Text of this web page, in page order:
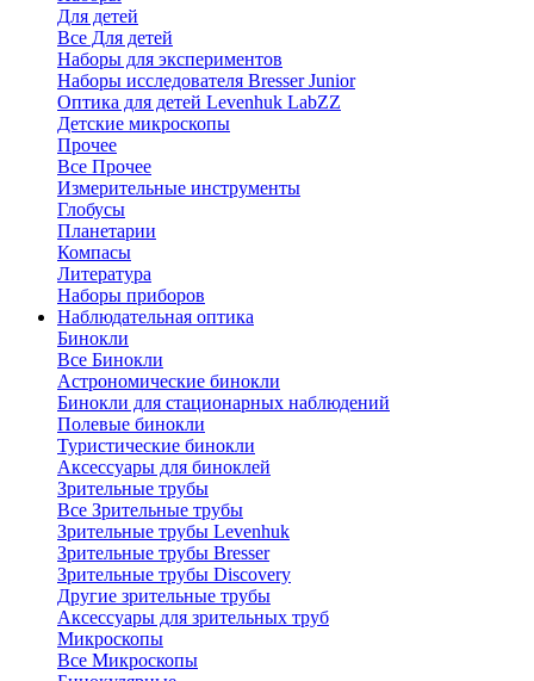
Для детей
Все Для детей
Наборы для экспериментов
Наборы исследователя Bresser Junior
Оптика для детей Levenhuk LabZZ
Детские микроскопы
Прочее
Все Прочее
Измерительные инструменты
Глобусы
Планетарии
Компасы
Литература
Наборы приборов
Наблюдательная оптика
Бинокли
Все Бинокли
Астрономические бинокли
Бинокли для стационарных наблюдений
Полевые бинокли
Туристические бинокли
Аксессуары для биноклей
Зрительные трубы
Все Зрительные трубы
Зрительные трубы Levenhuk
Зрительные трубы Bresser
Зрительные трубы Discovery
Другие зрительные трубы
Аксессуары для зрительных труб
Микроскопы
Все Микроскопы